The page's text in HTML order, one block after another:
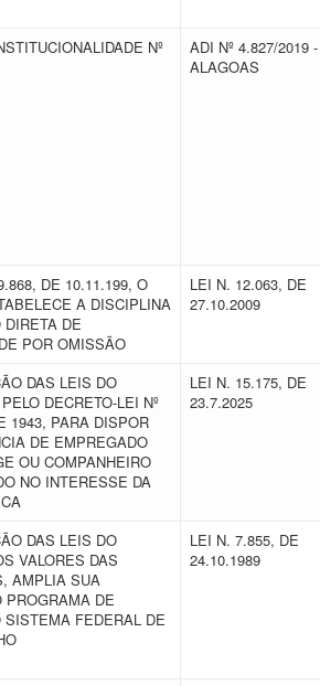
Nº
ADI Nº 4.827/2019 -
ALAGOAS
DE 10.11.199, O
A DISCIPLINA
DE
POR OMISSÃO
LEI N. 12.063, DE
27.10.2009
DAS LEIS DO
DECRETO-LEI Nº
1943, PARA DISPOR
DE EMPREGADO
OU COMPANHEIRO
NO INTERESSE DA
LEI N. 15.175, DE
23.7.2025
DAS LEIS DO
VALORES DAS
AMPLIA SUA
DE
SISTEMA FEDERAL DE
LEI N. 7.855, DE
24.10.1989